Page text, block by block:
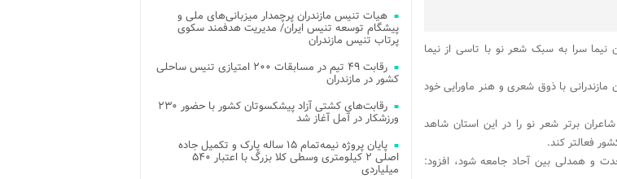
نیما سرا به سبک شعر نو با تاسی از نیما
مازندرانی با ذوق شعری و هنر ماورایی خود
برتر شعر نو را در این استان شاهد
فعالتر کند.
و همدلی بین آحاد جامعه شود، افزود:
هیات تنیس مازندران پرچمدار میزبانی‌های ملی و
پیشگام توسعه تنیس ایران/ مدیریت هدفمند سکوی
پرتاب تنیس مازندران
رقابت ۴۹ تیم در مسابقات ۲۰۰ امتیازی تنیس ساحلی
کشور در مازندران
رقابت‌های کشتی آزاد پیشکسوتان کشور با حضور ۲۳۰
ورزشکار در آمل آغاز شد
پایان پروژه نیمه‌تمام ۱۵ ساله پارک و تکمیل جاده
اصلی ۲ کیلومتری وسطی کلا بزرگ با اعتبار ۵۴۰
میلیاردی